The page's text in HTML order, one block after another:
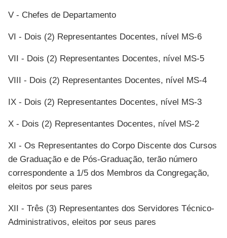
V - Chefes de Departamento
VI - Dois (2) Representantes Docentes, nível MS-6
VII - Dois (2) Representantes Docentes, nível MS-5
VIII - Dois (2) Representantes Docentes, nível MS-4
IX - Dois (2) Representantes Docentes, nível MS-3
X - Dois (2) Representantes Docentes, nível MS-2
XI - Os Representantes do Corpo Discente dos Cursos
de Graduação e de Pós-Graduação, terão número
correspondente a 1/5 dos Membros da Congregação,
eleitos por seus pares
XII - Três (3) Representantes dos Servidores Técnico-
Administrativos, eleitos por seus pares